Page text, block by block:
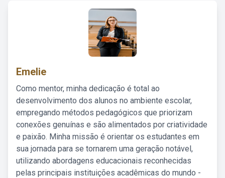
Emelie
Como mentor, minha dedicação é total ao
desenvolvimento dos alunos no ambiente escolar,
empregando métodos pedagógicos que priorizam
conexões genuínas e são alimentados por criatividade
e paixão. Minha missão é orientar os estudantes em
sua jornada para se tornarem uma geração notável,
utilizando abordagens educacionais reconhecidas
pelas principais instituições acadêmicas do mundo -